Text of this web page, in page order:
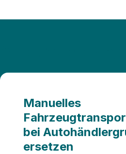
Manuelles
bei
ersetzen